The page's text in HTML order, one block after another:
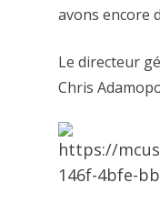
avons encore
Le directeur
Chris